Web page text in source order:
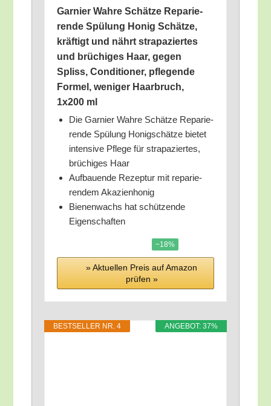
Gar­nier Wah­re Schät­ze Repa­rie­
ren­de Spü­lung Honig Schät­ze,
kräf­tigt und nährt stra­pa­zier­tes
und brü­chi­ges Haar, gegen
Spliss, Con­di­tio­ner, pfle­gen­de
For­mel, weni­ger Haar­bruch,
1x200 ml
Die Gar­nier Wah­re Schät­ze Repa­rie­
ren­de Spü­lung Honig­schät­ze bie­tet
inten­si­ve Pfle­ge für stra­pa­zier­tes,
brü­chi­ges Haar
Auf­bau­en­de Rezep­tur mit repa­rie­
ren­dem Akazienhonig
Bie­nen­wachs hat schüt­zen­de
Eigenschaften
−18%
» Aktu­el­len Preis auf Ama­zon
prü­fen »
ANGE­BOT: 37%
BEST­SEL­LER NR. 4